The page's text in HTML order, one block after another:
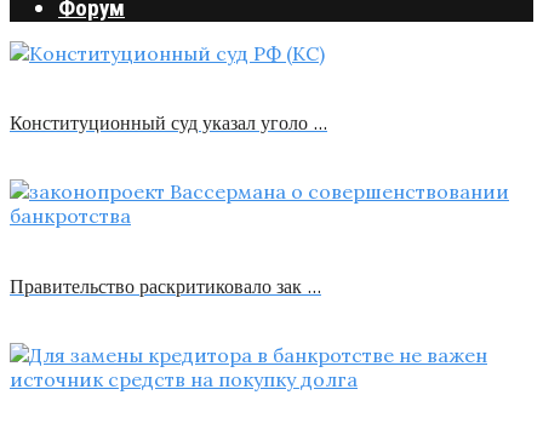
Форум
Конституционный суд указал уголо …
Правительство раскритиковало зак …